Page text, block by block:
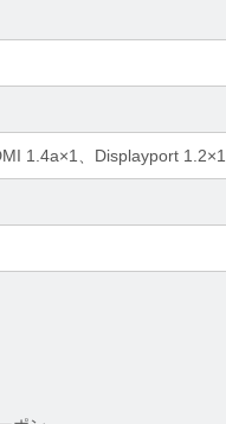
1.4a×1、Displayport 1.2×1